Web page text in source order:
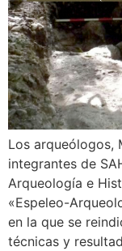
Los arqueólogos,
integrantes de
Arqueología e
«Espeleo-
en la que se
técnicas y